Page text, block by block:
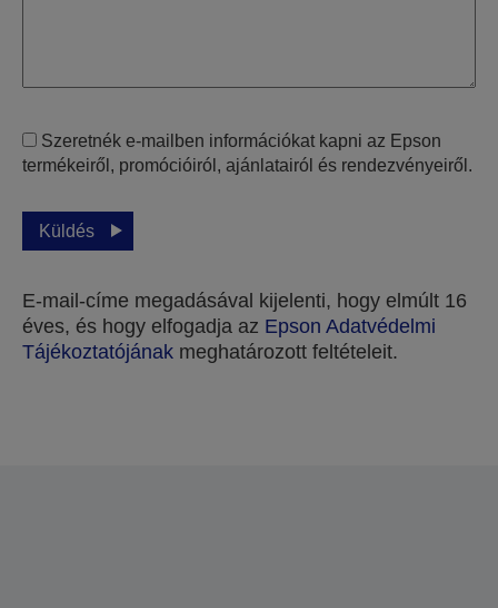
Szeretnék e-mailben információkat kapni az Epson
termékeiről, promócióiról, ajánlatairól és rendezvényeiről.
Küldés
E-mail-címe megadásával kijelenti, hogy elmúlt 16
éves, és hogy elfogadja az Epson Adatvédelmi
Tájékoztatójának meghatározott feltételeit.